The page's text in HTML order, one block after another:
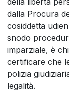
dalla Procura
cosiddetta
snodo
imparziale, è
certificare che
polizia
legalità.